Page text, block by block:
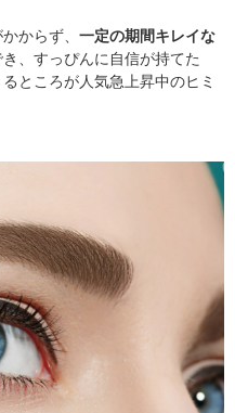
からず、 一定の期間キレイな
き、すっぴんに自信が持てた
るところが人気急上昇中のヒミ